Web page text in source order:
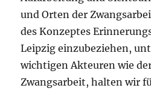
und Orten der
des Konzeptes
Leipzig einzubeziehen,
wichtigen Akteuren wie
Zwangsarbeit, halten wir